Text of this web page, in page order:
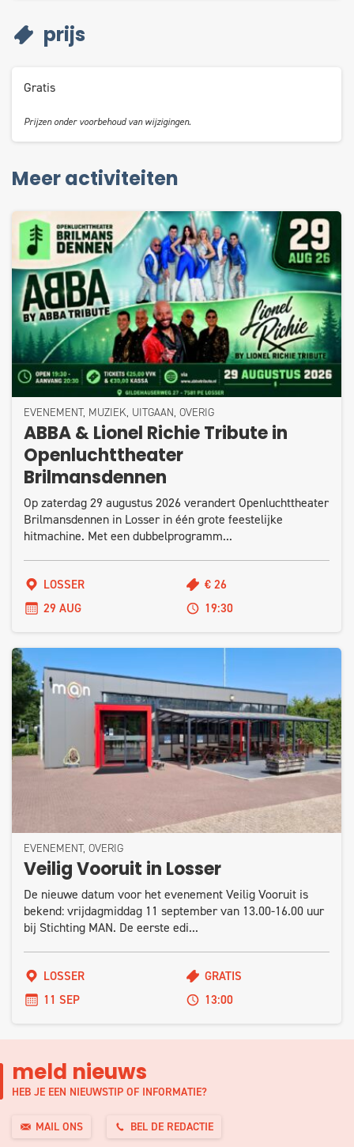
prijs
Gratis
Prijzen onder voorbehoud van wijzigingen.
Meer activiteiten
EVENEMENT, MUZIEK, UITGAAN, OVERIG
ABBA & Lionel Richie Tribute in
Openluchttheater
Brilmansdennen
Op zaterdag 29 augustus 2026 verandert Openluchttheater
Brilmansdennen in Losser in één grote feestelijke
hitmachine. Met een dubbelprogramm...
LOSSER
€ 26
29 AUG
19:30
EVENEMENT, OVERIG
Veilig Vooruit in Losser
De nieuwe datum voor het evenement Veilig Vooruit is
bekend: vrijdagmiddag 11 september van 13.00-16.00 uur
bij Stichting MAN. De eerste edi...
LOSSER
GRATIS
11 SEP
13:00
meld nieuws
HEB JE EEN NIEUWSTIP OF INFORMATIE?
MAIL ONS BEL DE REDACTIE